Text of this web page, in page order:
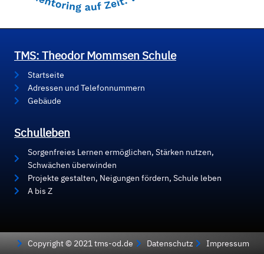
TMS: Theodor Mommsen Schule
Startseite
Adressen und Telefonnummern
Gebäude
Schulleben
Sorgenfreies Lernen ermöglichen, Stärken nutzen,
Schwächen überwinden
Projekte gestalten, Neigungen fördern, Schule leben
A bis Z
Copyright © 2021 tms-od.de Datenschutz Impressum